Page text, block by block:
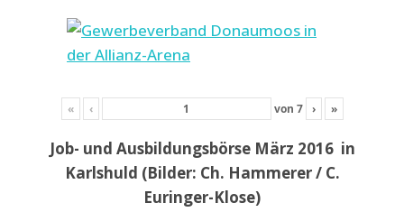
« ‹ von 7 › »
Job- und Ausbildungsbörse März 2016 in
Karlshuld (Bilder: Ch. Hammerer / C.
Euringer-Klose)